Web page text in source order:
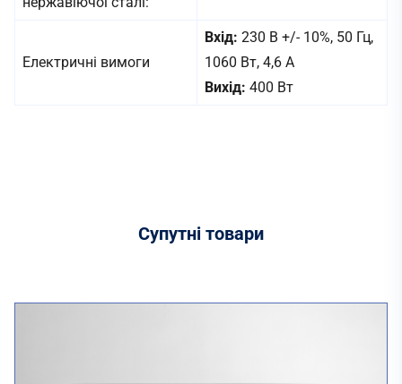
Електричні вимоги
Вхід: 230 В +/- 10%, 50 Гц,
1060 Вт, 4,6 A
Вихід: 400 Вт
Супутні товари